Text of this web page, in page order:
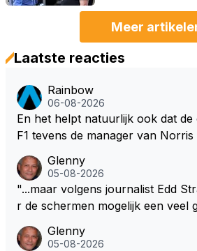
Meer
Laatste reacties
Rainbow
06-08-2026
En het helpt natuurlijk ook dat
F1 tevens de manager van Norris
Glenny
05-08-2026
"...maar volgens journalist Edd
r de schermen mogelijk een veel
Glenny
05-08-2026